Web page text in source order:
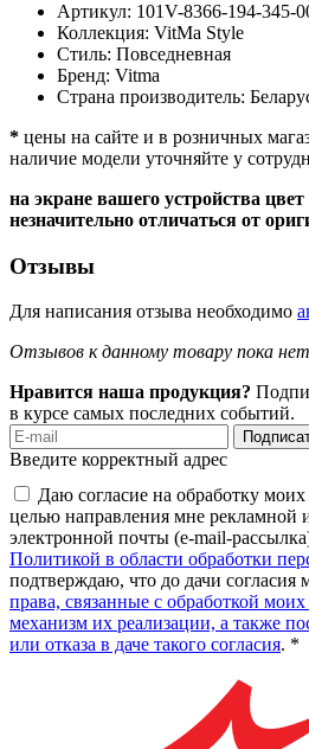
Артикул: 101V-8366-194-345-
Коллекция: VitMa Style
Стиль: Повседневная
Бренд: Vitma
Страна производитель:
* цены на сайте и в розничных
наличие модели уточняйте у
на экране вашего устройства
незначительно отличаться от
Отзывы
Для написания отзыва необходимо
Отзывов к данному товару пока нет
Нравится наша продукция?
в курсе самых последних событий.
Введите корректный адрес
Даю согласие на обработку
целью направления мне рекламной
электронной почты (e-mail-
Политикой в области обработки
подтверждаю, что до дачи
права, связанные с обработкой
механизм их реализации, а также
или отказа в даче такого согласия. *